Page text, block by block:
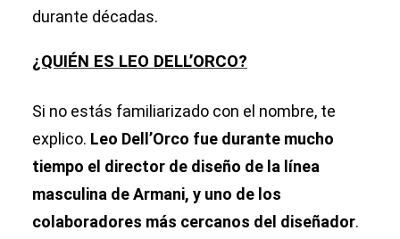
durante décadas.
¿QUIÉN ES LEO DELL’ORCO?
Si no estás familiarizado con el nombre, te
explico. Leo Dell’Orco fue durante mucho
tiempo el director de diseño de la línea
masculina de Armani, y uno de los
colaboradores más cercanos del diseñador.